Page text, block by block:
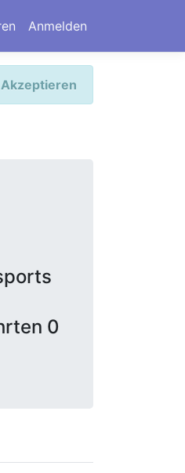
Anmelden
Akzeptieren
0